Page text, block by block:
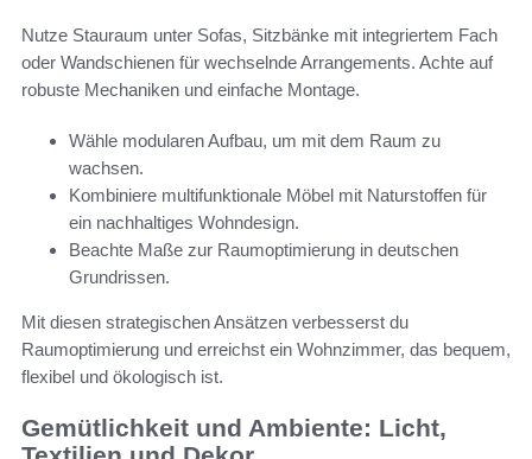
Nutze Stauraum unter Sofas, Sitzbänke mit integriertem Fach
oder Wandschienen für wechselnde Arrangements. Achte auf
robuste Mechaniken und einfache Montage.
Wähle modularen Aufbau, um mit dem Raum zu
wachsen.
Kombiniere multifunktionale Möbel mit Naturstoffen für
ein nachhaltiges Wohndesign.
Beachte Maße zur Raumoptimierung in deutschen
Grundrissen.
Mit diesen strategischen Ansätzen verbesserst du
Raumoptimierung und erreichst ein Wohnzimmer, das bequem,
flexibel und ökologisch ist.
Gemütlichkeit und Ambiente: Licht,